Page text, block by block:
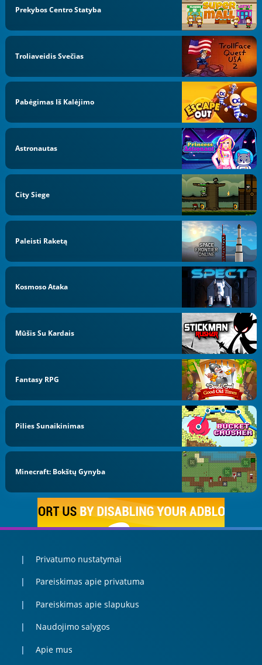
Prekybos Centro Statyba
Troliaveidis Svečias
Pabėgimas Iš Kalėjimo
Astronautas
City Siege
Paleisti Raketą
Kosmoso Ataka
Mūšis Su Kardais
Fantasy RPG
Pilies Sunaikinimas
Minecraft: Bokštų Gynyba
Privatumo nustatymai
Pareiskimas apie privatuma
Pareiskimas apie slapukus
Naudojimo salygos
Apie mus